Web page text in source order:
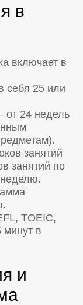
в
включает в
себя 25 или
от 24 недель
занятий
занятий по
TOEIC,
в
и